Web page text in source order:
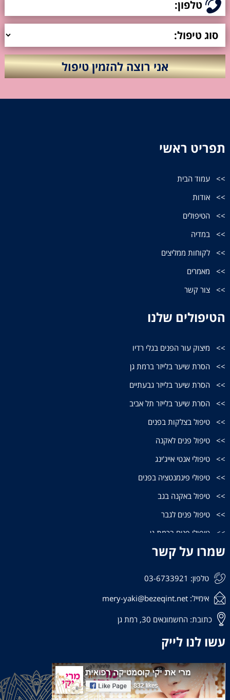
תפריט ראשי
עמוד הבית
אודות
הטיפולים
במדיה
לקוחות ממליצים
מאמרים
צור קשר
הטיפולים שלנו
מיצוק עור הפנים בגלי רדיו
הסרת שיער בלייזר ברמת גן
הסרת שיער בלייזר גבעתיים
הסרת שיער בלייזר תל אביב
טיפול בצלקות בפנים
טיפול פנים לאקנה
טיפולי אנטי אייג'ינג
טיפולי פיגמנטציה בפנים
טיפול באקנה בגב
טיפול פנים לגבר
טיפולי פנים ברמת גן
טיפולי פנים בתל אביב
הבהרת כתמים בפנים
פוטותרפיה לפנים
שמרו על קשר
טלפון: 03-6733921
אימייל: mery-yaki@bezeqint.net
כתובת: החשמונאים 30, רמת גן
עשו לנו לייק